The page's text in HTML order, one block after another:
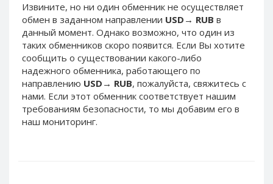
Извините, но ни один обменник не осуществляет
обмен в заданном направлении USD → RUB в
данный момент. Однако возможно, что один из
таких обменников скоро появится. Если Вы хотите
сообщить о существовании какого-либо
надежного обменника, работающего по
направлению USD → RUB, пожалуйста, свяжитесь с
нами. Если этот обменник соответствует нашим
требованиям безопасности, то мы добавим его в
наш мониторинг.
PayPal CHF
PayPal MYR
Webmoney WMZ
Webmoney WMR
Webmoney WME
Webmoney WMU
Webmoney WMK
PayPal CHF
PayPal MYR
Webmoney WMZ
Webmoney WMR
Webmoney WME
Webmoney WMU
Webmoney WMK